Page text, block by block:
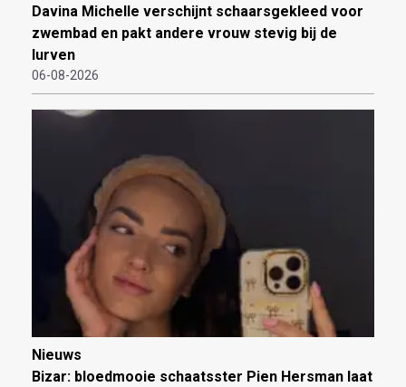
Davina Michelle verschijnt schaarsgekleed voor
zwembad en pakt andere vrouw stevig bij de
lurven
06-08-2026
Nieuws
Bizar: bloedmooie schaatsster Pien Hersman laat